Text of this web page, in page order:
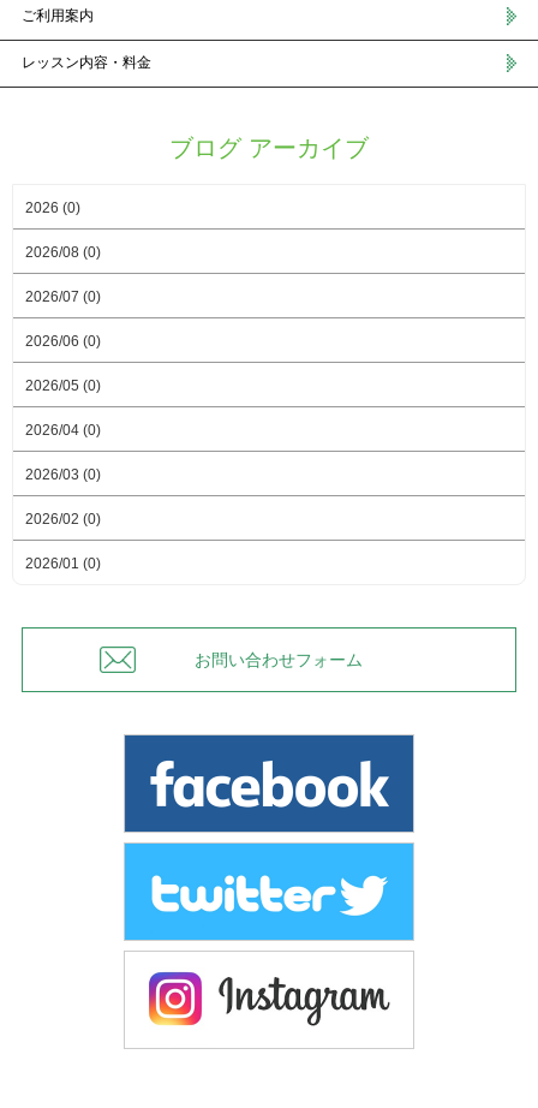
ご利用案内
レッスン内容・料金
ブログ アーカイブ
2026 (0)
2026/08 (0)
2026/07 (0)
2026/06 (0)
2026/05 (0)
2026/04 (0)
2026/03 (0)
2026/02 (0)
2026/01 (0)
お問い合わせフォーム